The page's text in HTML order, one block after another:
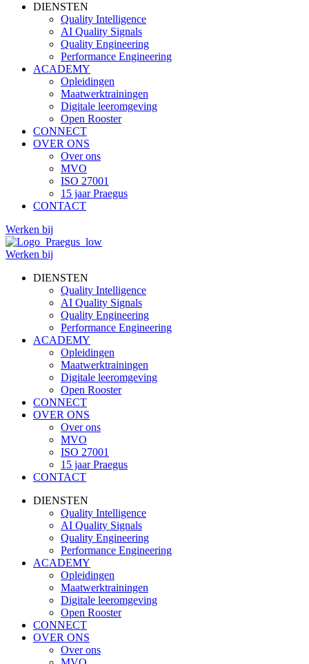
DIENSTEN
Quality Intelligence
AI Quality Signals
Quality Engineering
Performance Engineering
ACADEMY
Opleidingen
Maatwerktrainingen
Digitale leeromgeving
Open Rooster
CONNECT
OVER ONS
Over ons
MVO
ISO 27001
15 jaar Praegus
CONTACT
Werken bij
Werken bij
DIENSTEN
Quality Intelligence
AI Quality Signals
Quality Engineering
Performance Engineering
ACADEMY
Opleidingen
Maatwerktrainingen
Digitale leeromgeving
Open Rooster
CONNECT
OVER ONS
Over ons
MVO
ISO 27001
15 jaar Praegus
CONTACT
DIENSTEN
Quality Intelligence
AI Quality Signals
Quality Engineering
Performance Engineering
ACADEMY
Opleidingen
Maatwerktrainingen
Digitale leeromgeving
Open Rooster
CONNECT
OVER ONS
Over ons